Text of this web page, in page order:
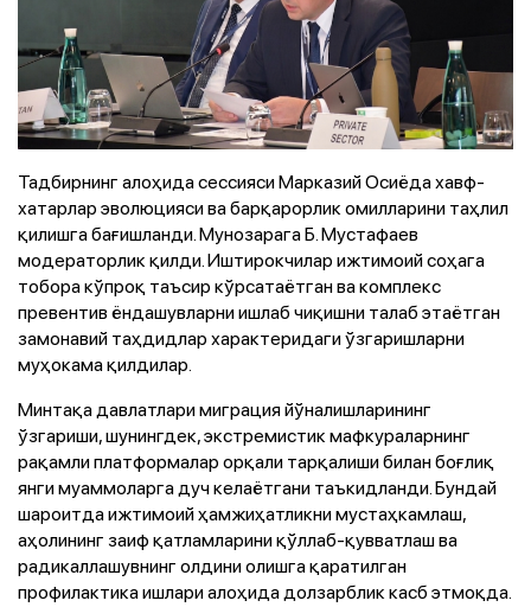
Тадбирнинг алоҳида сессияси Марказий Осиёда хавф-
хатарлар эволюцияси ва барқарорлик омилларини таҳлил
қилишга бағишланди. Мунозарага Б. Мустафаев
модераторлик қилди. Иштирокчилар ижтимоий соҳага
тобора кўпроқ таъсир кўрсатаётган ва комплекс
превентив ёндашувларни ишлаб чиқишни талаб этаётган
замонавий таҳдидлар характеридаги ўзгаришларни
муҳокама қилдилар.
Минтақа давлатлари миграция йўналишларининг
ўзгариши, шунингдек, экстремистик мафкураларнинг
рақамли платформалар орқали тарқалиши билан боғлиқ
янги муаммоларга дуч келаётгани таъкидланди. Бундай
шароитда ижтимоий ҳамжиҳатликни мустаҳкамлаш,
аҳолининг заиф қатламларини қўллаб-қувватлаш ва
радикаллашувнинг олдини олишга қаратилган
профилактика ишлари алоҳида долзарблик касб этмоқда.